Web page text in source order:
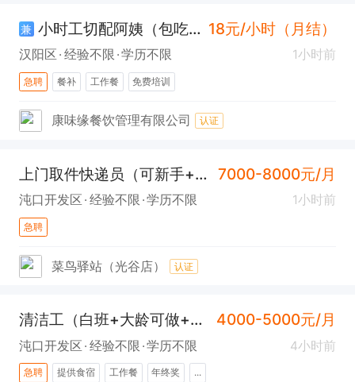
兼 小时工切配阿姨（包吃+汉阳） 18元/小时（月结）
汉阳区 经验不限 学历不限 1小时前
急聘 餐补 工作餐 免费培训
康味缘餐饮管理有限公司 认证
上门取件快递员（可新手+沌口） 7000-8000元/月
沌口开发区 经验不限 学历不限 1小时前
急聘
菜鸟驿站（光谷店） 认证
清洁工（白班+大龄可做+包中餐） 4000-5000元/月
沌口开发区 经验不限 学历不限 4小时前
急聘 提供食宿 工作餐 年终奖 ...